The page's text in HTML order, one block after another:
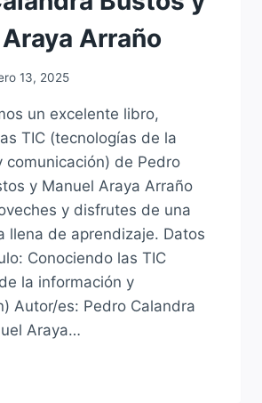
Arraño
13, 2025
un excelente libro,
TIC (tecnologías de la
comunicación) de Pedro
y Manuel Araya Arraño
y disfrutes de una
llena de aprendizaje. Datos
Conociendo las TIC
la información y
Autor/es: Pedro Calandra
Araya…